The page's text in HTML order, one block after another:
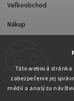
Táto webová stránka
zabezpečenie jej
médií a analýzu
Veľkoobchod
Nákup